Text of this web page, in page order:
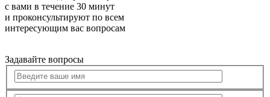
с вами в течение 30 минут
и проконсультируют по всем
интересующим вас вопросам
Задавайте вопросы